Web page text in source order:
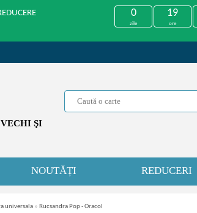
0
zile
19
ore
ŞI
NOUTĂȚI REDUCERI
universala » Rucsandra Pop - Oracol